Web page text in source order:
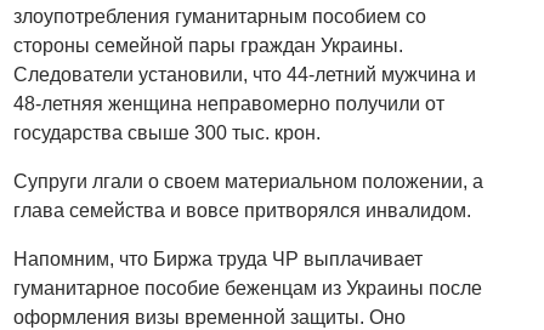
злоупотребления гуманитарным пособием со
стороны семейной пары граждан Украины.
Следователи установили, что 44-летний мужчина и
48-летняя женщина неправомерно получили от
государства свыше 300 тыс. крон.
Супруги лгали о своем материальном положении, а
глава семейства и вовсе притворялся инвалидом.
Напомним, что Биржа труда ЧР выплачивает
гуманитарное пособие беженцам из Украины после
оформления визы временной защиты. Оно